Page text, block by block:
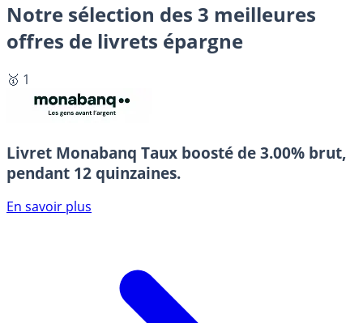
Notre sélection des 3 meilleures
offres de livrets épargne
🥇 1
Livret Monabanq Taux boosté de 3.00% brut,
pendant 12 quinzaines.
En savoir plus